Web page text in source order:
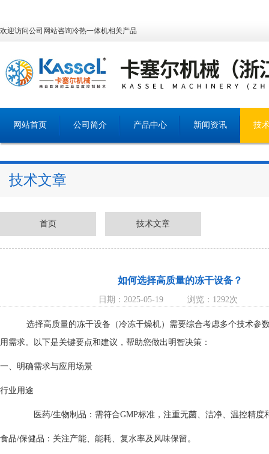
欢迎访问公司网站咨询冷热一体机相关产品
网站首页 公司简介 产品中心 新闻资讯 技
技术文章
首页 技术文章
如何选择高质量的冻干设备？
日期：2025-05-19 浏览：1292次
选择高质量的冻干设备（冷冻干燥机）需要综合考虑多个技术参数
用需求。以下是关键要点和建议，帮助您做出明智决策：
一、明确需求与应用场景
行业用途
医药/生物制品：需符合GMP标准，注重无菌、洁净、温控精度
食品/保健品：关注产能、能耗、复水率及风味保留。